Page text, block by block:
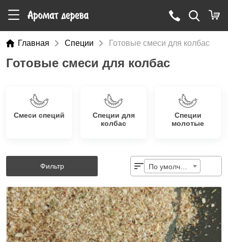
Главная Специи Готовые смеси для колбас
Готовые смеси для колбас
Смеси специй
Специи для
колбас
Специи
молотые
Фильтр